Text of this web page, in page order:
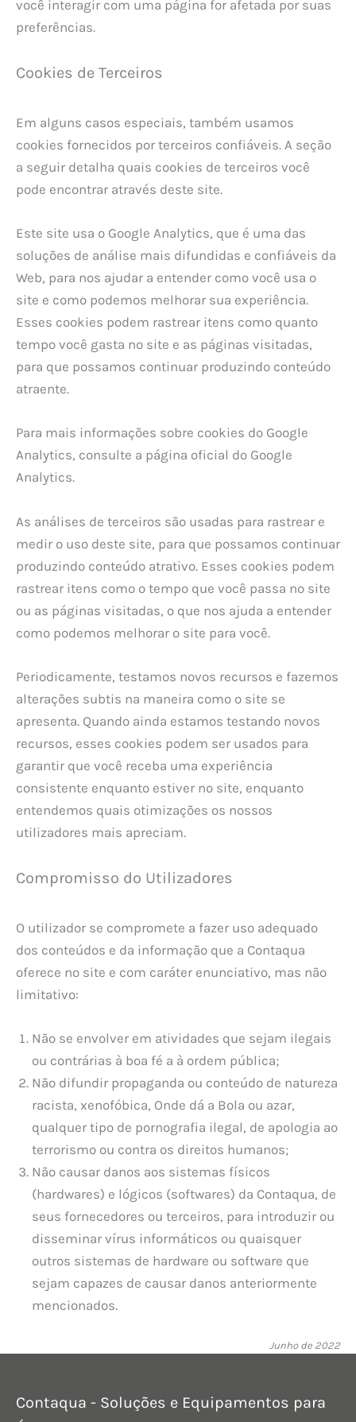
você interagir com uma página for afetada por suas
preferências.
Cookies de Terceiros
Em alguns casos especiais, também usamos
cookies fornecidos por terceiros confiáveis. A seção
a seguir detalha quais cookies de terceiros você
pode encontrar através deste site.
Este site usa o Google Analytics, que é uma das
soluções de análise mais difundidas e confiáveis ​​da
Web, para nos ajudar a entender como você usa o
site e como podemos melhorar sua experiência.
Esses cookies podem rastrear itens como quanto
tempo você gasta no site e as páginas visitadas,
para que possamos continuar produzindo conteúdo
atraente.
Para mais informações sobre cookies do Google
Analytics, consulte a página oficial do Google
Analytics.
As análises de terceiros são usadas para rastrear e
medir o uso deste site, para que possamos continuar
produzindo conteúdo atrativo. Esses cookies podem
rastrear itens como o tempo que você passa no site
ou as páginas visitadas, o que nos ajuda a entender
como podemos melhorar o site para você.
Periodicamente, testamos novos recursos e fazemos
alterações subtis na maneira como o site se
apresenta. Quando ainda estamos testando novos
recursos, esses cookies podem ser usados ​​para
garantir que você receba uma experiência
consistente enquanto estiver no site, enquanto
entendemos quais otimizações os nossos
utilizadores mais apreciam.
Compromisso do Utilizadores
O utilizador se compromete a fazer uso adequado
dos conteúdos e da informação que a Contaqua
oferece no site e com caráter enunciativo, mas não
limitativo:
Não se envolver em atividades que sejam ilegais
ou contrárias à boa fé a à ordem pública;
Não difundir propaganda ou conteúdo de natureza
racista, xenofóbica, Onde dá a Bola ou azar,
qualquer tipo de pornografia ilegal, de apologia ao
terrorismo ou contra os direitos humanos;
Não causar danos aos sistemas físicos
(hardwares) e lógicos (softwares) da Contaqua, de
seus fornecedores ou terceiros, para introduzir ou
disseminar vírus informáticos ou quaisquer
outros sistemas de hardware ou software que
sejam capazes de causar danos anteriormente
mencionados.
Junho de 2022
Contaqua - Soluções e Equipamentos para